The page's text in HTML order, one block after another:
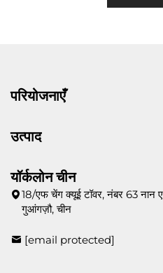
परियोजनाएँ
उत्पाद
यॉर्कलोन चीन
18/एफ चेंग क्यूई टॉवर, नंबर 63 नान
गुआंगज़ौ, चीन
[email protected]